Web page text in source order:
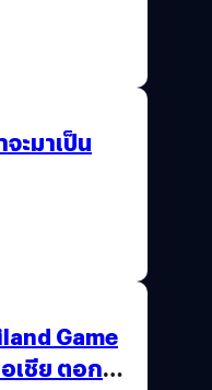
ะมาเป็น
Game
เชีย ตอกย้ำ